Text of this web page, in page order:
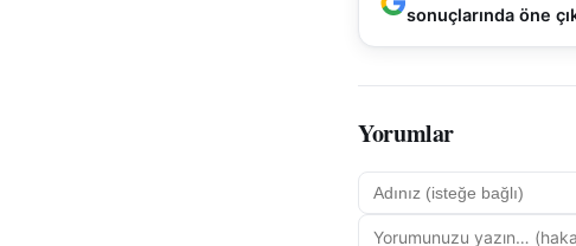
sonuçlarında öne
Yorumlar